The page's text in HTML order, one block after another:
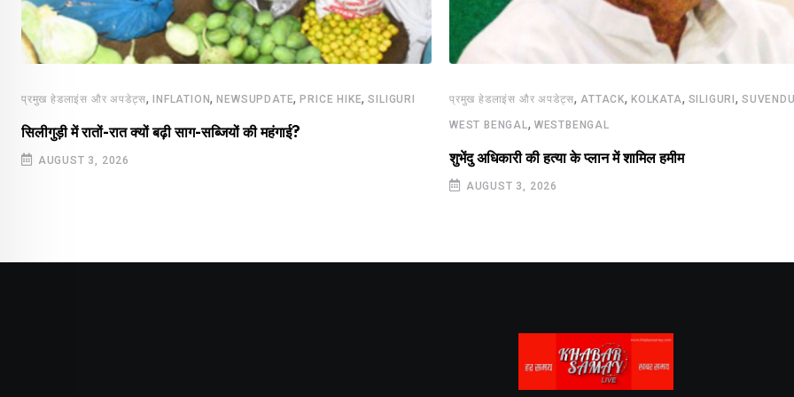
प्रमुख हेडलाइंस और अपडेट्स,INFLATION,NEWSUPDATE,PRICE HIKE,SILIGURI
सिलीगुड़ी में रातों-रात क्यों बढ़ी साग-सब्जियों की महंगाई?
AUGUST 3, 2026
प्रमुख हेडलाइंस और अपडेट्स, ATTACK,KOLKATA, SILIGURI,
WEST BENGAL , WESTBENGAL
शुभेंदु अधिकारी की हत्या के प्लान में शामिल हमीम
AUGUST 3, 2026